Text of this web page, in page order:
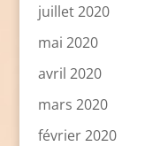
juillet 2020
mai 2020
avril 2020
mars 2020
février 2020